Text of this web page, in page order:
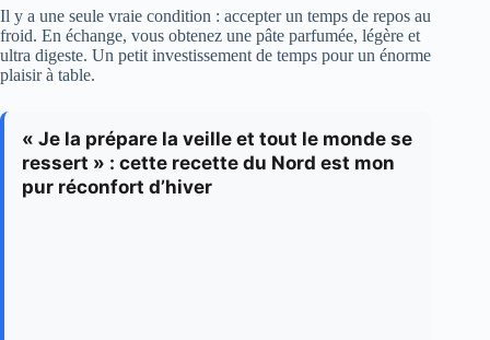
Il y a une seule vraie condition : accepter un temps de repos au
froid. En échange, vous obtenez une pâte parfumée, légère et
ultra digeste. Un petit investissement de temps pour un énorme
plaisir à table.
« Je la prépare la veille et tout le monde se
ressert » : cette recette du Nord est mon
pur réconfort d’hiver